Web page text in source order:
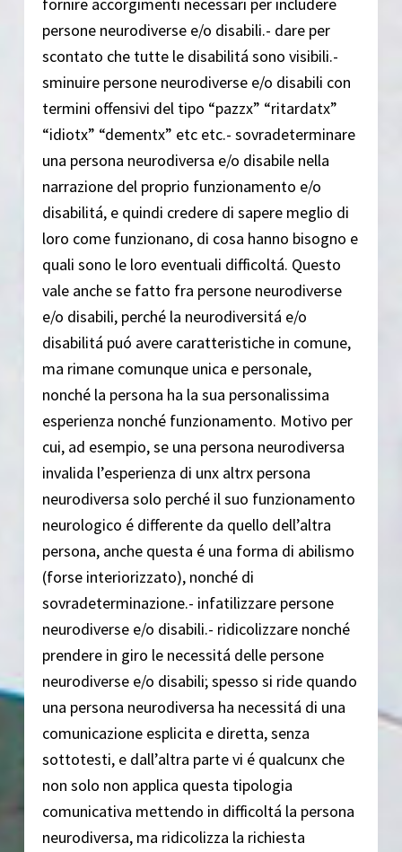
fornire accorgimenti necessari per includere
persone neurodiverse e/o disabili.- dare per
scontato che tutte le disabilitá sono visibili.-
sminuire persone neurodiverse e/o disabili con
termini offensivi del tipo “pazzx” “ritardatx”
“idiotx” “dementx” etc etc.- sovradeterminare
una persona neurodiversa e/o disabile nella
narrazione del proprio funzionamento e/o
disabilitá, e quindi credere di sapere meglio di
loro come funzionano, di cosa hanno bisogno e
quali sono le loro eventuali difficoltá. Questo
vale anche se fatto fra persone neurodiverse
e/o disabili, perché la neurodiversitá e/o
disabilitá puó avere caratteristiche in comune,
ma rimane comunque unica e personale,
nonché la persona ha la sua personalissima
esperienza nonché funzionamento. Motivo per
cui, ad esempio, se una persona neurodiversa
invalida l’esperienza di unx altrx persona
neurodiversa solo perché il suo funzionamento
neurologico é differente da quello dell’altra
persona, anche questa é una forma di abilismo
(forse interiorizzato), nonché di
sovradeterminazione.- infatilizzare persone
neurodiverse e/o disabili.- ridicolizzare nonché
prendere in giro le necessitá delle persone
neurodiverse e/o disabili; spesso si ride quando
una persona neurodiversa ha necessitá di una
comunicazione esplicita e diretta, senza
sottotesti, e dall’altra parte vi é qualcunx che
non solo non applica questa tipologia
comunicativa mettendo in difficoltá la persona
neurodiversa, ma ridicolizza la richiesta